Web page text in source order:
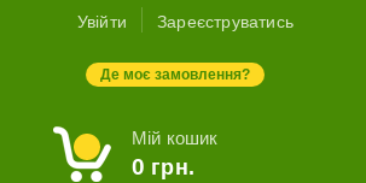
Увійти Зареєструватись
Де моє замовлення?
Мій кошик
0 грн.